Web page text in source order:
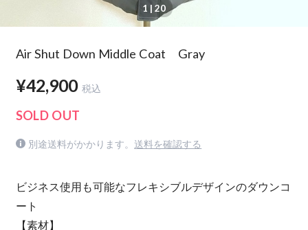
1 | 20
Air Shut Down Middle Coat Gray
¥42,900 税込
SOLD OUT
別途送料がかかります。 送料を確認する
ビジネス使用も可能なフレキシブルデザインのダウンコ
ート
【素材】